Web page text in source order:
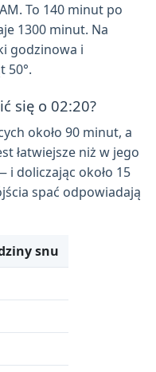
To 140 minut po
1300 minut. Na
godzinowa i
50°.
się o 02:20?
około 90 minut, a
łatwiejsze niż w jego
i doliczając około 15
spać odpowiadają
snu